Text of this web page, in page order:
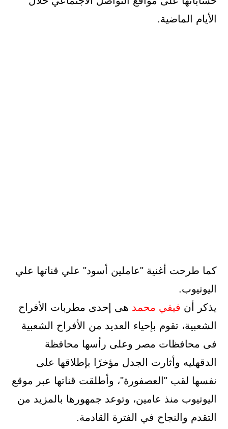
الأيام الماضية.
كما طرحت أغنية "عاملين أسود" علي قناتها علي
اليوتيوب.
يذكر أن فيفي محمد هى إحدى مطربات الأفراح
الشعبية، تقوم بإحياء العديد من الأفراح الشعبية
فى محافظات مصر وعلى رأسها محافظة
الدقهليه وأثارت الجدل مؤخرًا بإطلاقها على
نفسها لقب "العصفورة"، وأطلقت قناتها عبر موقع
اليوتيوب منذ عامين، وتوعد جمهورها بالمزيد من
التقدم والنجاح في الفترة القادمة.